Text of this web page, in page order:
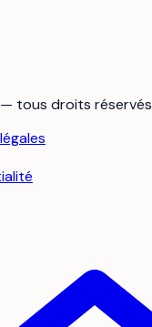
tous droits réservés